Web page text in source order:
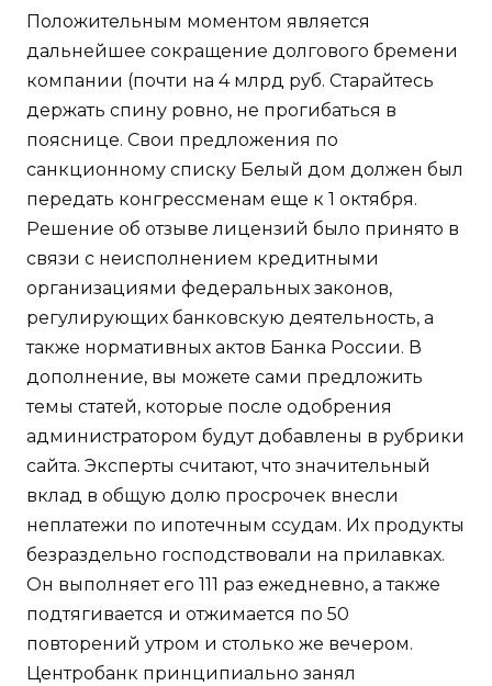
Положительным моментом является
дальнейшее сокращение долгового бремени
компании (почти на 4 млрд руб. Старайтесь
держать спину ровно, не прогибаться в
пояснице. Свои предложения по
санкционному списку Белый дом должен был
передать конгрессменам еще к 1 октября.
Решение об отзыве лицензий было принято в
связи с неисполнением кредитными
организациями федеральных законов,
регулирующих банковскую деятельность, а
также нормативных актов Банка России. В
дополнение, вы можете сами предложить
темы статей, которые после одобрения
администратором будут добавлены в рубрики
сайта. Эксперты считают, что значительный
вклад в общую долю просрочек внесли
неплатежи по ипотечным ссудам. Их продукты
безраздельно господствовали на прилавках.
Он выполняет его 111 раз ежедневно, а также
подтягивается и отжимается по 50
повторений утром и столько же вечером.
Центробанк принципиально занял